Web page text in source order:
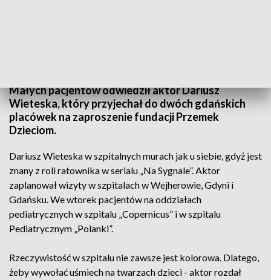
Małych pacjentów odwiedził aktor Dariusz
Wieteska, który przyjechał do dwóch gdańskich
placówek na zaproszenie fundacji Przemek
Dzieciom.
Dariusz Wieteska w szpitalnych murach jak u siebie, gdyż jest
znany z roli ratownika w serialu „Na Sygnale”. Aktor
zaplanował wizyty w szpitalach w Wejherowie, Gdyni i
Gdańsku. We wtorek pacjentów na oddziałach
pediatrycznych w szpitalu „Copernicus” i w szpitalu
Pediatrycznym „Polanki”.
Rzeczywistość w szpitalu nie zawsze jest kolorowa. Dlatego,
żeby wywołać uśmiech na twarzach dzieci - aktor rozdał